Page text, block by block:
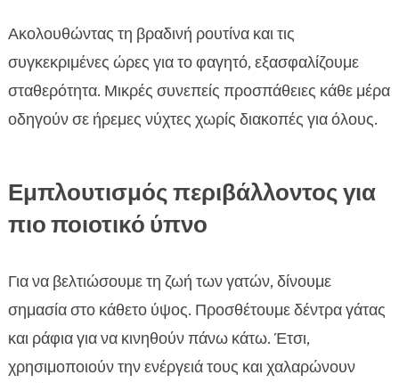
Ακολουθώντας τη βραδινή ρουτίνα και τις
συγκεκριμένες ώρες για το φαγητό, εξασφαλίζουμε
σταθερότητα. Μικρές συνεπείς προσπάθειες κάθε μέρα
οδηγούν σε ήρεμες νύχτες χωρίς διακοπές για όλους.
Εμπλουτισμός περιβάλλοντος για
πιο ποιοτικό ύπνο
Για να βελτιώσουμε τη ζωή των γατών, δίνουμε
σημασία στο κάθετο ύψος. Προσθέτουμε δέντρα γάτας
και ράφια για να κινηθούν πάνω κάτω. Έτσι,
χρησιμοποιούν την ενέργειά τους και χαλαρώνουν